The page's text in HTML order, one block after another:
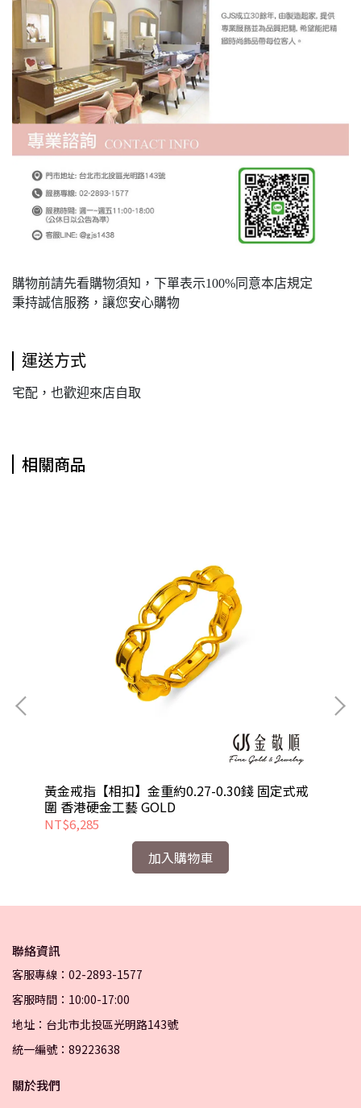
購物前請先看購物須知，下單表示100%同意本店規定
秉持誠信服務，讓您安心購物
運送方式
宅配，也歡迎來店自取
相關商品
黃金戒指【相扣】金重約0.27-0.30錢 固定式戒
圍 香港硬金工藝 GOLD
NT$6,285
加入購物車
聯絡資訊
客服專線：02-2893-1577
客服時間：10:00-17:00
地址：台北市北投區光明路143號
統一編號：89223638
關於我們